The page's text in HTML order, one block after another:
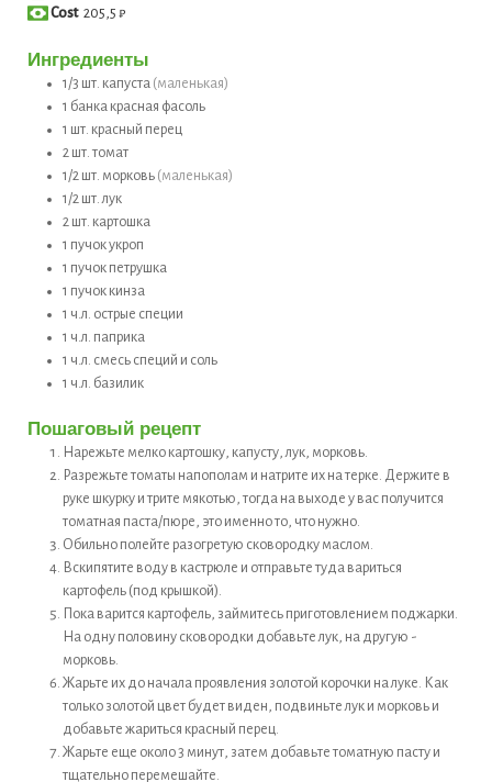
Cost 205,5 ₽
Ингредиенты
1/3 шт. капуста (маленькая)
1 банка красная фасоль
1 шт. красный перец
2 шт. томат
1/2 шт. морковь (маленькая)
1/2 шт. лук
2 шт. картошка
1 пучокукроп
1 пучок петрушка
1 пучок кинза
1 ч.л. острые специи
1 ч.л. паприка
1 ч.л. смесь специй и соль
1 ч.л. базилик
Пошаговый рецепт
Нарежьте мелко картошку, капусту, лук, морковь.
Разрежьте томаты напополам и натрите их на терке. Держите в
руке шкурку и трите мякотью, тогда на выходе у вас получится
томатная паста/пюре, это именно то, что нужно.
Обильно полейте разогретую сковородку маслом.
Вскипятите воду в кастрюле и отправьте туда вариться
картофель (под крышкой).
Пока варится картофель, займитесь приготовлением поджарки.
На одну половину сковородки добавьте лук, на другую -
морковь.
Жарьте их до начала проявления золотой корочки на луке. Как
только золотой цвет будет виден, подвиньте лук и морковь и
добавьте жариться красный перец.
Жарьте еще около 3 минут, затем добавьте томатную пасту и
тщательно перемешайте.